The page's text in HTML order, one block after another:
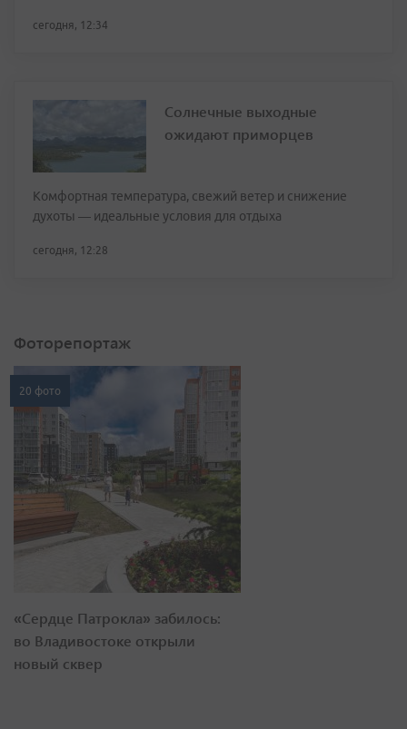
сегодня, 12:34
Солнечные выходные
ожидают приморцев
Комфортная температура, свежий ветер и снижение
духоты — идеальные условия для отдыха
сегодня, 12:28
Фоторепортаж
20 фото
«Сердце Патрокла» забилось:
во Владивостоке открыли
новый сквер